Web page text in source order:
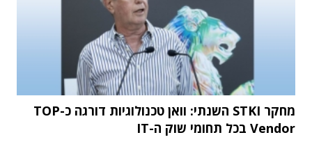
מחקר STKI השנתי: וואן טכנולוגיות דורגה כ-TOP
Vendor בכל תחומי שוק ה-IT